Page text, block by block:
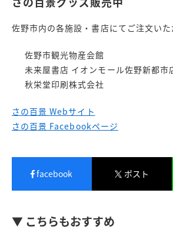
佐野市内の各施設・書店にてご注文いた
佐野市観光物産会館
未来屋書店 イオンモール佐野新都市
秋栄堂印刷株式会社
さの百景 Webサイト
さの百景 Facebookページ
facebook ポスト
▼ こちらもおすすめ